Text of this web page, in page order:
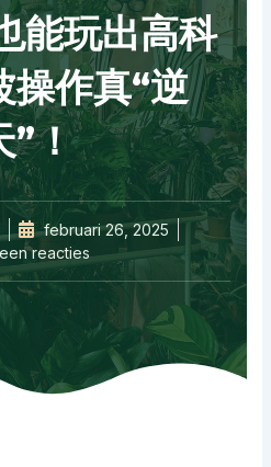
能玩出高科
操作真“逆
”！
februari 26, 2025
reacties